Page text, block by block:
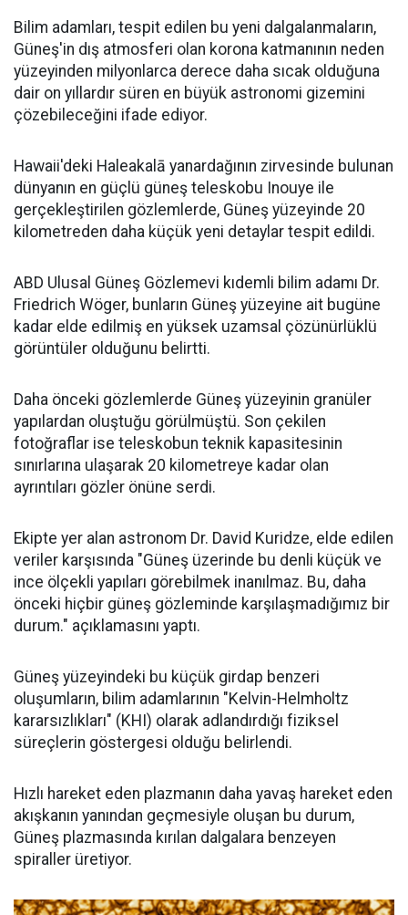
Bilim adamları, tespit edilen bu yeni dalgalanmaların,
Güneş'in dış atmosferi olan korona katmanının neden
yüzeyinden milyonlarca derece daha sıcak olduğuna
dair on yıllardır süren en büyük astronomi gizemini
çözebileceğini ifade ediyor.
Hawaii'deki Haleakalā yanardağının zirvesinde bulunan
dünyanın en güçlü güneş teleskobu Inouye ile
gerçekleştirilen gözlemlerde, Güneş yüzeyinde 20
kilometreden daha küçük yeni detaylar tespit edildi.
ABD Ulusal Güneş Gözlemevi kıdemli bilim adamı Dr.
Friedrich Wöger, bunların Güneş yüzeyine ait bugüne
kadar elde edilmiş en yüksek uzamsal çözünürlüklü
görüntüler olduğunu belirtti.
Daha önceki gözlemlerde Güneş yüzeyinin granüler
yapılardan oluştuğu görülmüştü. Son çekilen
fotoğraflar ise teleskobun teknik kapasitesinin
sınırlarına ulaşarak 20 kilometreye kadar olan
ayrıntıları gözler önüne serdi.
Ekipte yer alan astronom Dr. David Kuridze, elde edilen
veriler karşısında "Güneş üzerinde bu denli küçük ve
ince ölçekli yapıları görebilmek inanılmaz. Bu, daha
önceki hiçbir güneş gözleminde karşılaşmadığımız bir
durum." açıklamasını yaptı.
Güneş yüzeyindeki bu küçük girdap benzeri
oluşumların, bilim adamlarının "Kelvin-Helmholtz
kararsızlıkları" (KHI) olarak adlandırdığı fiziksel
süreçlerin göstergesi olduğu belirlendi.
Hızlı hareket eden plazmanın daha yavaş hareket eden
akışkanın yanından geçmesiyle oluşan bu durum,
Güneş plazmasında kırılan dalgalara benzeyen
spiraller üretiyor.